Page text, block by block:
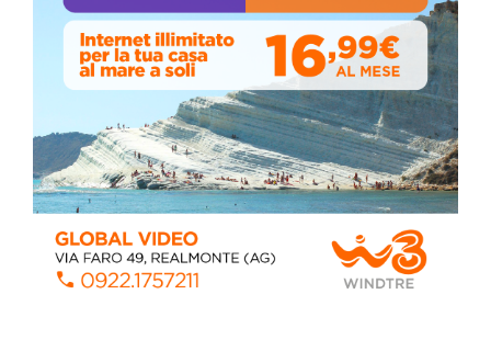
Martedì, Agosto 04, 2026
Elezioni a Siculiana, in testa candidato
sindaco Zambito
Lunedì, Ottobre 05, 2020
📅 ESTATE MEDITERRANEA 2026 – COMUNE DI
SICULIANA
July 24, 2026
Siculiana, concerto del 1° Maggio 2026 in
Piazza Umberto I: arrivano I Cugini di